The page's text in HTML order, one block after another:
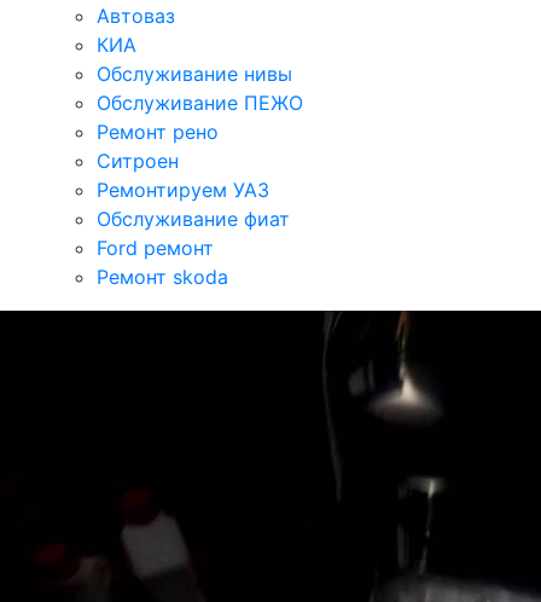
Автоваз
КИА
Обслуживание нивы
Обслуживание ПЕЖО
Ремонт рено
Ситроен
Ремонтируем УАЗ
Обслуживание фиат
Ford ремонт
Ремонт skoda